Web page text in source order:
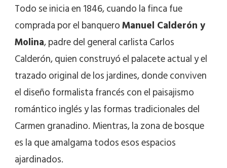
Todo se inicia en 1846, cuando la finca fue
comprada por el banqueroManuel Calderón y
Molina, padre del general carlista Carlos
Calderón, quien construyó el palacete actual y el
trazado original de los jardines, donde conviven
el diseño formalista francés con el paisajismo
romántico inglés y las formas tradicionales del
Carmen granadino. Mientras, la zona de bosque
es la que amalgama todos esos espacios
ajardinados.